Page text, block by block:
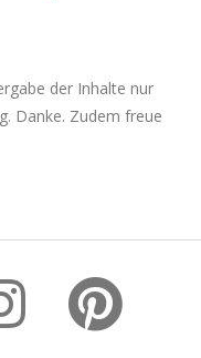
der Inhalte nur
Danke. Zudem freue